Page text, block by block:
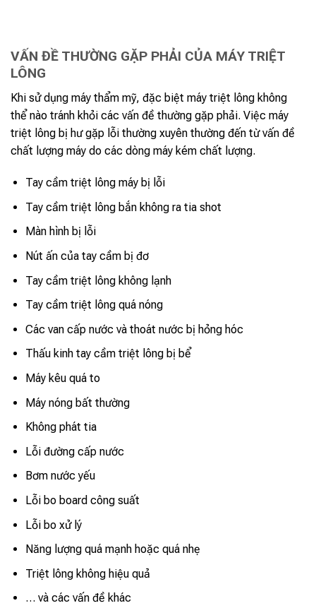
VẤN ĐỀ THƯỜNG GẶP PHẢI CỦA MÁY TRIỆT
LÔNG
Khi sử dụng máy thẩm mỹ, đặc biệt máy triệt lông không
thể nào tránh khỏi các vấn đề thường gặp phải. Việc máy
triệt lông bị hư gặp lỗi thường xuyên thường đến từ vấn đề
chất lượng máy do các dòng máy kém chất lượng.
Tay cầm triệt lông máy bị lỗi
Tay cầm triệt lông bắn không ra tia shot
Màn hình bị lỗi
Nút ấn của tay cầm bị đơ
Tay cầm triệt lông không lạnh
Tay cầm triệt lông quá nóng
Các van cấp nước và thoát nước bị hỏng hóc
Thấu kinh tay cầm triệt lông bị bể
Máy kêu quá to
Máy nóng bất thường
Không phát tia
Lỗi đường cấp nước
Bơm nước yếu
Lỗi bo board công suất
Lỗi bo xử lý
Năng lượng quá mạnh hoặc quá nhẹ
Triệt lông không hiệu quả
… và các vấn đề khác